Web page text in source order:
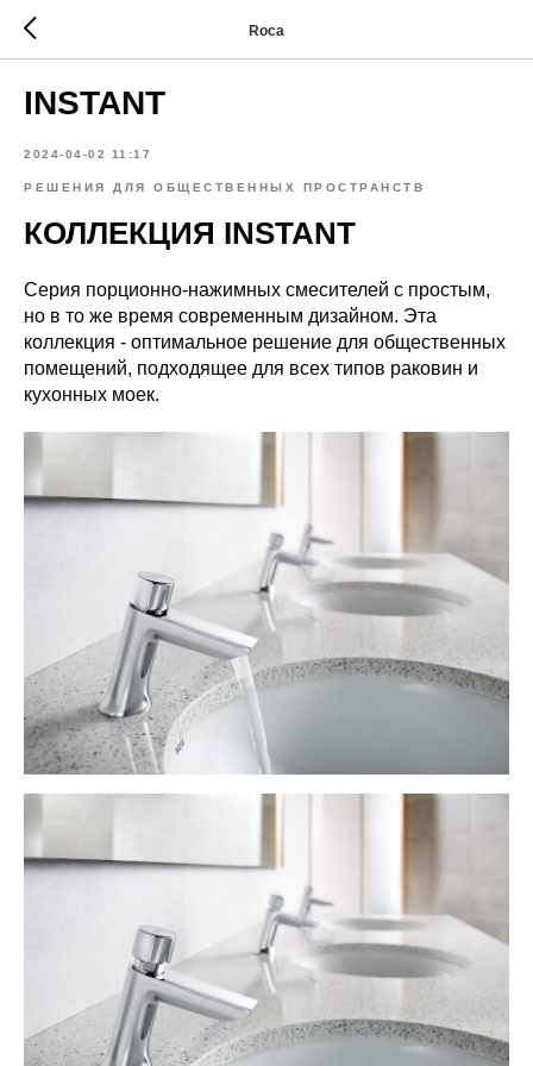
Roca
INSTANT
2024-04-02 11:17
РЕШЕНИЯ ДЛЯ ОБЩЕСТВЕННЫХ ПРОСТРАНСТВ
КОЛЛЕКЦИЯ INSTANT
Серия порционно-нажимных смесителей с простым,
но в то же время современным дизайном. Эта
коллекция - оптимальное решение для общественных
помещений, подходящее для всех типов раковин и
кухонных моек.